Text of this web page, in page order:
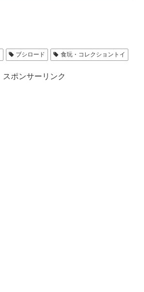
ブシロード 食玩・コレクショントイ
スポンサーリンク